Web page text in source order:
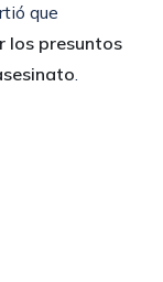
que
los presuntos
.